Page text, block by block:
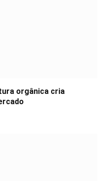
orgânica cria